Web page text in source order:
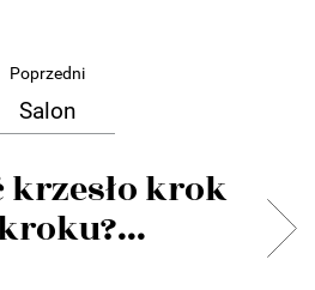
Poprzedni
Salon
krzesło krok